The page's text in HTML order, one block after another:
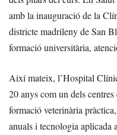
amb la inauguració de la
districte madrileny de San
formació universitària,
Així mateix, l’Hospital
20 anys com un dels
formació veterinària
anuals i tecnologia aplicada